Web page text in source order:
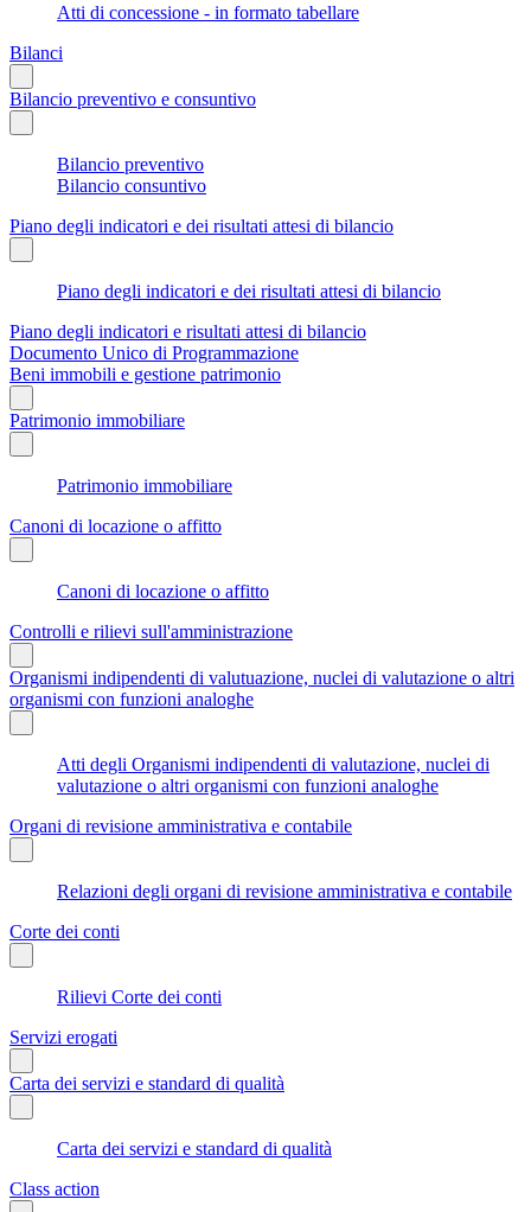
Atti di concessione - in formato tabellare
Bilanci
Bilancio preventivo e consuntivo
Bilancio preventivo
Bilancio consuntivo
Piano degli indicatori e dei risultati attesi di bilancio
Piano degli indicatori e dei risultati attesi di bilancio
Piano degli indicatori e risultati attesi di bilancio
Documento Unico di Programmazione
Beni immobili e gestione patrimonio
Patrimonio immobiliare
Patrimonio immobiliare
Canoni di locazione o affitto
Canoni di locazione o affitto
Controlli e rilievi sull'amministrazione
Organismi indipendenti di valutuazione, nuclei di valutazione o altri
organismi con funzioni analoghe
Atti degli Organismi indipendenti di valutazione, nuclei di
valutazione o altri organismi con funzioni analoghe
Organi di revisione amministrativa e contabile
Relazioni degli organi di revisione amministrativa e contabile
Corte dei conti
Rilievi Corte dei conti
Servizi erogati
Carta dei servizi e standard di qualità
Carta dei servizi e standard di qualità
Class action